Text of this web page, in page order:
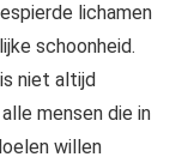
lichamen
schoonheid.
niet altijd
mensen die in
willen